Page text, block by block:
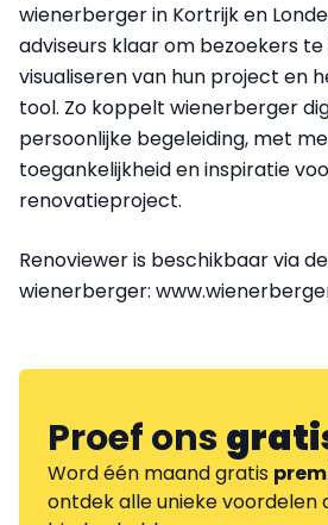
wienerberger in Kortrijk en
adviseurs klaar om bezoekers
visualiseren van hun project en
tool. Zo koppelt wienerberger
persoonlijke begeleiding, met
toegankelijkheid en inspiratie
renovatieproject.
Renoviewer is beschikbaar via
wienerberger:
Proef ons
Word één maand gratis
ontdek alle unieke voordelen